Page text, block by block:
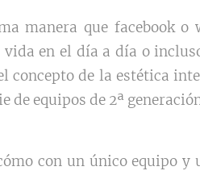
manera que facebook
vida en el día a día o
concepto de la estética
de equipos de 2ª
con un único equipo